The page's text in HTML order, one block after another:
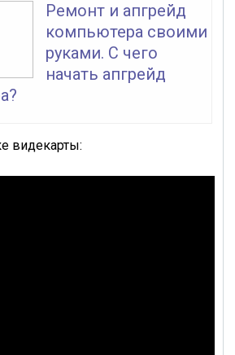
Ремонт и апгрейд
компьютера своими
руками. С чего
начать апгрейд
видекарты: